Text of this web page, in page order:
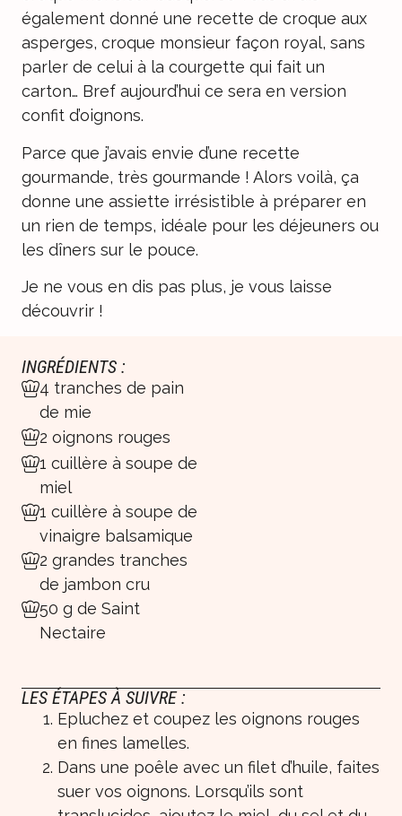
également donné une recette de croque aux
asperges, croque monsieur façon royal, sans
parler de celui à la courgette qui fait un
carton… Bref aujourd’hui ce sera en version
confit d’oignons.
Parce que j’avais envie d’une recette
gourmande, très gourmande ! Alors voilà, ça
donne une assiette irrésistible à préparer en
un rien de temps, idéale pour les déjeuners ou
les dîners sur le pouce.
Je ne vous en dis pas plus, je vous laisse
découvrir !
INGRÉDIENTS :
4 tranches de pain
de mie
2 oignons rouges
1 cuillère à soupe de
miel
1 cuillère à soupe de
vinaigre balsamique
2 grandes tranches
de jambon cru
50 g de Saint
Nectaire
LES ÉTAPES À SUIVRE :
Epluchez et coupez les oignons rouges
en fines lamelles.
Dans une poêle avec un filet d’huile, faites
suer vos oignons. Lorsqu’ils sont